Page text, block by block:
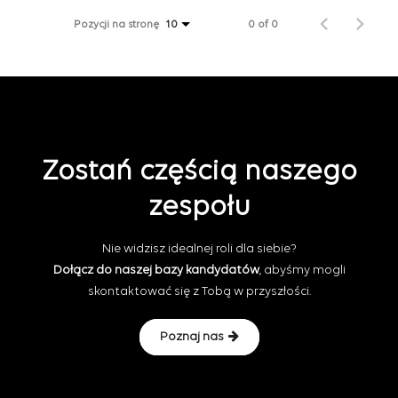
Pozycji na stronę 10 0 of 0
Zostań częścią naszego
zespołu
Nie widzisz idealnej roli dla siebie?
Dołącz do naszej bazy kandydatów, abyśmy mogli
skontaktować się z Tobą w przyszłości.
Poznaj nas